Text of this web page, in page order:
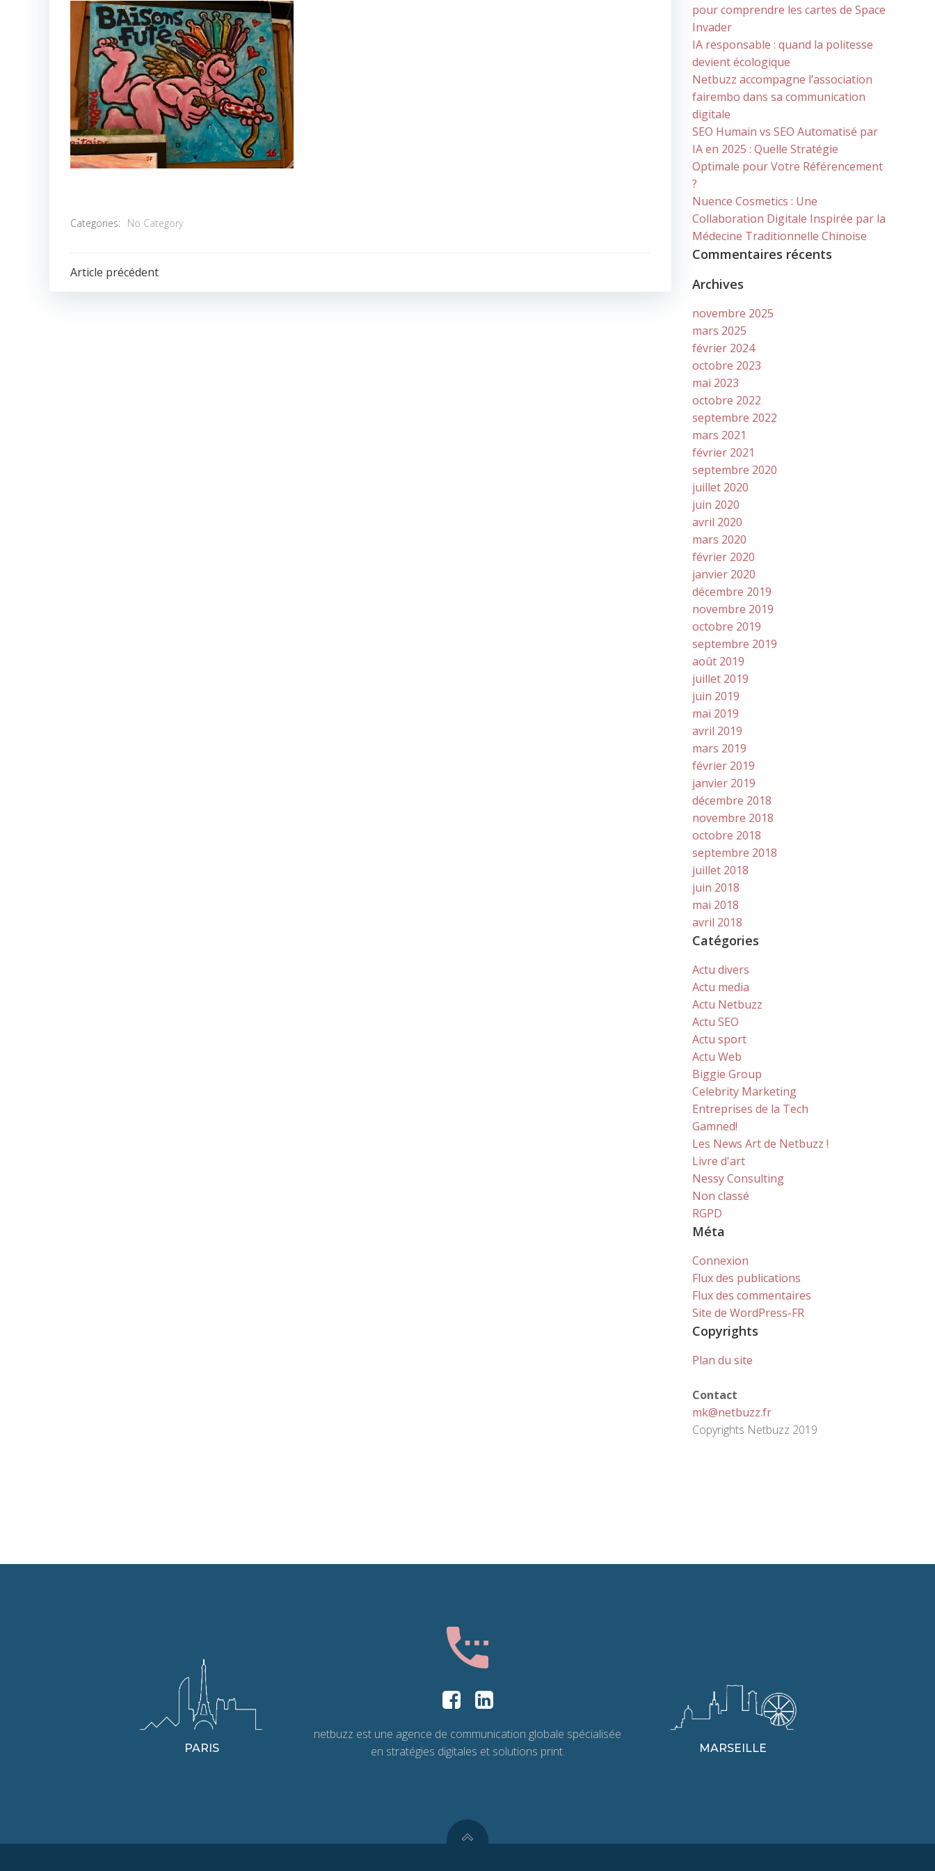
Categories: No Category
POST
NAVIGATION
Article précédent
pour comprendre les cartes de Space
Invader
IA responsable : quand la politesse
devient écologique
Netbuzz accompagne l’association
fairembo dans sa communication
digitale
SEO Humain vs SEO Automatisé par
IA en 2025 : Quelle Stratégie
Optimale pour Votre Référencement
?
Nuence Cosmetics : Une
Collaboration Digitale Inspirée par la
Médecine Traditionnelle Chinoise
Commentaires récents
Archives
novembre 2025
mars 2025
février 2024
octobre 2023
mai 2023
octobre 2022
septembre 2022
mars 2021
février 2021
septembre 2020
juillet 2020
juin 2020
avril 2020
mars 2020
février 2020
janvier 2020
décembre 2019
novembre 2019
octobre 2019
septembre 2019
août 2019
juillet 2019
juin 2019
mai 2019
avril 2019
mars 2019
février 2019
janvier 2019
décembre 2018
novembre 2018
octobre 2018
septembre 2018
juillet 2018
juin 2018
mai 2018
avril 2018
Catégories
Actu divers
Actu media
Actu Netbuzz
Actu SEO
Actu sport
Actu Web
Biggie Group
Celebrity Marketing
Entreprises de la Tech
Gamned!
Les News Art de Netbuzz !
Livre d'art
Nessy Consulting
Non classé
RGPD
Méta
Connexion
Flux des publications
Flux des commentaires
Site de WordPress-FR
Copyrights
Plan du site
Contact
mk@netbuzz.fr
Copyrights Netbuzz 2019
PARIS
netbuzz est une agence de communication globale spécialisée
en stratégies digitales et solutions print.
MARSEILLE